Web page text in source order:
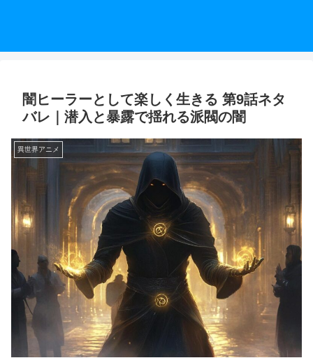
闇ヒーラーとして楽しく生きる 第9話ネタ
バレ｜潜入と暴露で揺れる派閥の闇
異世界アニメ